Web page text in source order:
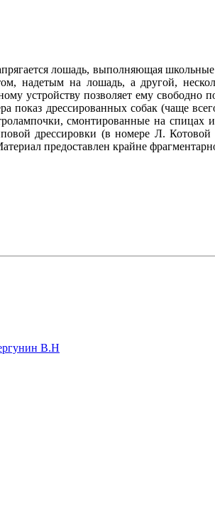
лошадь, выполняющая
надетым на лошадь, а другой,
устройству позволяет ему свободно
дрессированных собак (чаще
смонтированные на
дрессировки (в номере Л.
предоставлен крайне
В.Н